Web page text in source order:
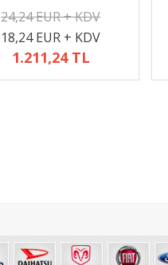
24,24 EUR + KDV
18,24 EUR + KDV
1.211,24 TL